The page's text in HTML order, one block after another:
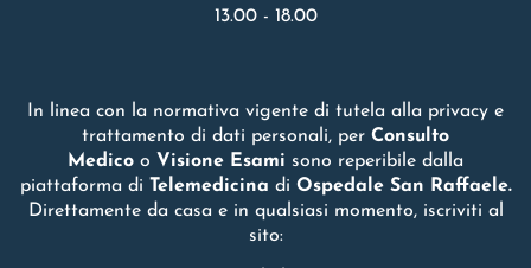
13.00 - 18.00
In linea con la normativa vigente di tutela alla privacy e
trattamento di dati personali, per Consulto
Medico o Visione Esami sono reperibile dalla
piattaforma di Telemedicina di Ospedale San Raffaele.
Direttamente da casa e in qualsiasi momento, iscriviti al
sito: